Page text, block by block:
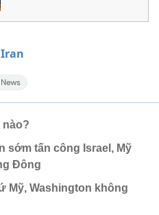
nào?
sớm tấn công Israel, Mỹ
Đông
Mỹ, Washington không